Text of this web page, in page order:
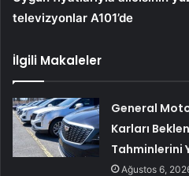
televizyonlar A101’de
İlgili Makaleler
General
Karları
Tahminlerini
Ağustos 6,